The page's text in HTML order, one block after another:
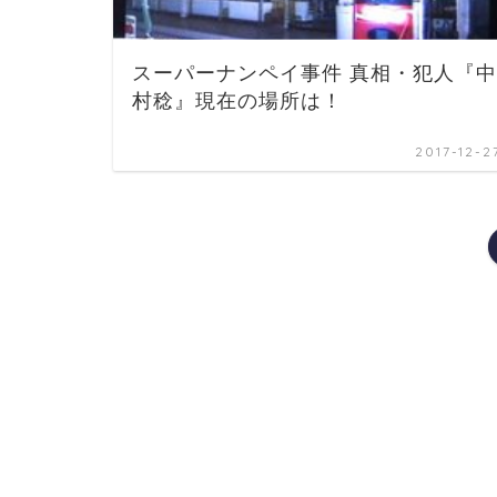
スーパーナンペイ事件 真相・犯人『中
村稔』現在の場所は！
2017-12-